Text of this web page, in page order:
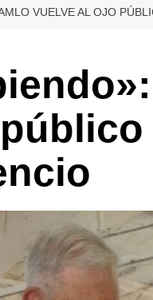
VUELVE AL OJO